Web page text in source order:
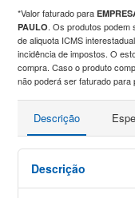
*Valor faturado para
PAULO. Os produtos podem
de aliquota ICMS
incidência de impostos. O
compra. Caso o produto
não poderá ser faturado para
Descrição
Descrição